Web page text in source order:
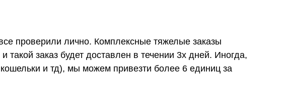
проверили лично. Комплексные тяжелые заказы
заказ будет доставлен в течении 3х дней. Иногда,
и тд), мы можем привезти более 6 единиц за